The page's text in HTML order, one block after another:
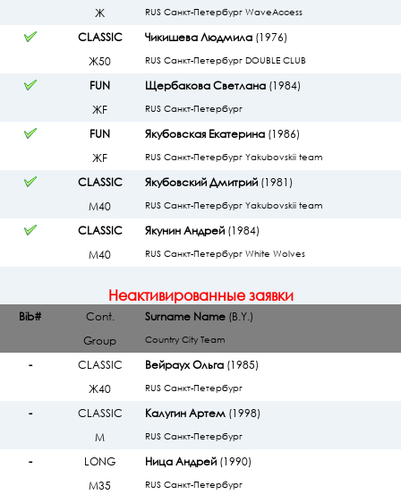
Ж
RUS Санкт-Петербург WaveAccess
CLASSIC
Ж50
Чикишева Людмила(1976)
RUS Санкт-Петербург DOUBLE CLUB
FUN
ЖF
Щербакова Светлана(1984)
RUS Санкт-Петербург
FUN
ЖF
Якубовская Екатерина(1986)
RUS Санкт-Петербург Yakubovskii team
CLASSIC
М40
Якубовский Дмитрий(1981)
RUS Санкт-Петербург Yakubovskii team
CLASSIC
М40
Якунин Андрей(1984)
RUS Санкт-Петербург White Wolves
Неактивированные заявки
Bib#
Cont.
Group
Surname Name (B.Y.)
Country City Team
-
CLASSIC
Ж40
Вейраух Ольга(1985)
RUS Санкт-Петербург
-
CLASSIC
М
Калугин Артем(1998)
RUS Санкт-Петербург
-
LONG
М35
Ница Андрей(1990)
RUS Санкт-Петербург